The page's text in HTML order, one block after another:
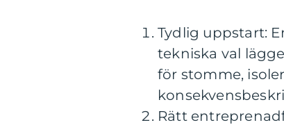
Tydlig uppstart:
tekniska val
för stomme,
Rätt